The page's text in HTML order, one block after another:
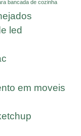
bancada de cozinha
led
em moveis